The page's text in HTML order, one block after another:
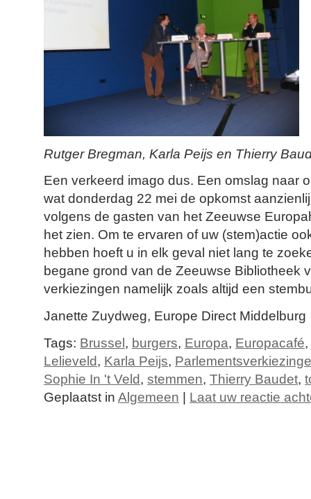
Rutger Bregman, Karla Peijs en Thierry
Een verkeerd imago dus. Een omslag naar
wat donderdag 22 mei de opkomst
volgens de gasten van het Zeeuwse
het zien. Om te ervaren of uw (stem)actie
hebben hoeft u in elk geval niet lang te
begane grond van de Zeeuwse Bibliotheek
verkiezingen namelijk zoals altijd een
Janette Zuydweg, Europe Direct Middelburg
Tags: Brussel , burgers, Europa, Europacafé,
Lelieveld, Karla Peijs,
Sophie In 't Veld, stemmen, Thierry Baudet,
Geplaatst in Algemeen Laat uw reactie